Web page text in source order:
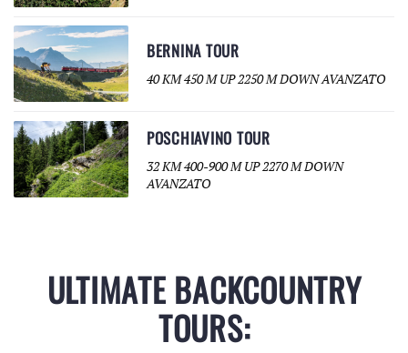
BERNINA TOUR
40 KM 450 M UP 2250 M DOWN AVANZATO
POSCHIAVINO TOUR
32 KM 400-900 M UP 2270 M DOWN
AVANZATO
ULTIMATE BACKCOUNTRY
TOURS: